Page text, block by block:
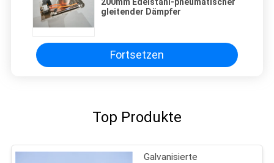
gleitender Dämpfer
Fortsetzen
Top Produkte
Galvanisierte